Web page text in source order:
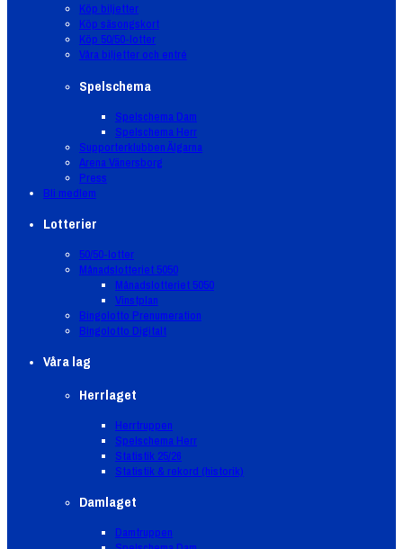
Köp biljetter
Köp säsongskort
Köp 50/50-lotter
Våra biljetter och entré
Spelschema
Spelschema Dam
Spelschema Herr
Supporterklubben Älgarna
Arena Vänersborg
Press
Bli medlem
Lotterier
50/50-lotter
Månadslotteriet 5050
Månadslotteriet 5050
Vinstplan
Bingolotto Prenumeration
Bingolotto Digitalt
Våra lag
Herrlaget
Herrtruppen
Spelschema Herr
Statistik 25/26
Statistik & rekord (historik)
Damlaget
Damtruppen